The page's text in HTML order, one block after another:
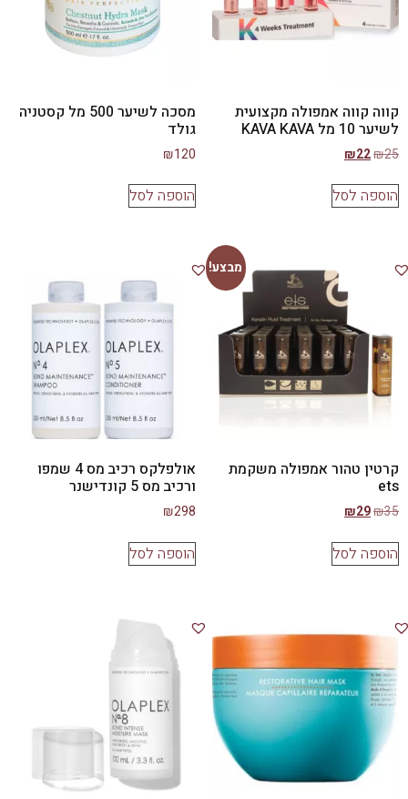
קווה קווה אמפולה מקצועית
לשיער 10 מל KAVA KAVA
₪25
₪22
הוספה לסל
מסכה לשיער 500 מל קסטניה
גולד
₪120
הוספה לסל
מבצע!
קרטין טהור אמפולה משקמת
ets
₪35
₪29
הוספה לסל
אולפלקס רכיב מס 4 שמפו
ורכיב מס 5 קונדישנר
₪298
הוספה לסל